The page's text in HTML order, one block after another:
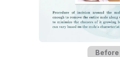
Before